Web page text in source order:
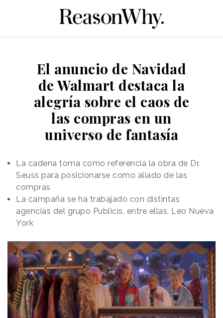
El anuncio de Navidad
de Walmart destaca la
alegría sobre el caos de
las compras en un
universo de fantasía
La cadena toma como referencia la obra de Dr.
Seuss para posicionarse como aliado de las
compras
La campaña se ha trabajado con distintas
agencias del grupo Publicis, entre ellas, Leo Nueva
York